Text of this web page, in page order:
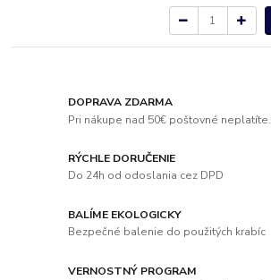
DOPRAVA ZDARMA
Pri nákupe nad 50€ poštovné neplatíte.
RÝCHLE DORUČENIE
Do 24h od odoslania cez DPD
BALÍME EKOLOGICKY
Bezpečné balenie do použitých krabíc
VERNOSTNÝ PROGRAM